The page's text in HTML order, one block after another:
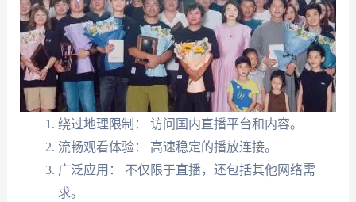
绕过地理限制： 访问国内直播平台和内容。
流畅观看体验： 高速稳定的播放连接。
广泛应用： 不仅限于直播，还包括其他网络需
求。